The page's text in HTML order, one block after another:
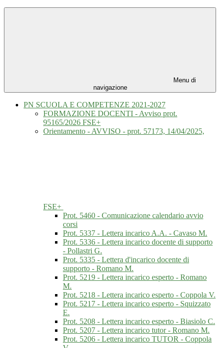
Menu di
navigazione
PN SCUOLA E COMPETENZE 2021-2027
FORMAZIONE DOCENTI - Avviso prot.
95165/2026 FSE+
Orientamento - AVVISO - prot. 57173, 14/04/2025,
FSE+
Prot. 5460 - Comunicazione calendario avvio
corsi
Prot. 5337 - Lettera incarico A.A. - Cavaso M.
Prot. 5336 - Lettera incarico docente di supporto
- Pollastri G.
Prot. 5335 - Lettera d'incarico docente di
supporto - Romano M.
Prot. 5219 - Lettera incarico esperto - Romano
M.
Prot. 5218 - Lettera incarico esperto - Coppola V.
Prot. 5217 - Lettera incarico esperto - Squizzato
E.
Prot. 5208 - Lettera incarico esperto - Biasiolo C.
Prot. 5207 - Lettera incarico tutor - Romano M.
Prot. 5206 - Lettera incarico TUTOR - Coppola